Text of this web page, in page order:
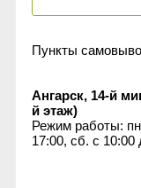
Пункты
Ангарск, 14-й
й этаж)
Режим работы:
17:00, сб. с